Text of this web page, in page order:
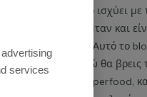
μου. Το ίδιο ισχύει
το fitness. Ήταν και
από πάντα. Αυτό το
μου και εδώ θα βρεις
μου superfood,
services